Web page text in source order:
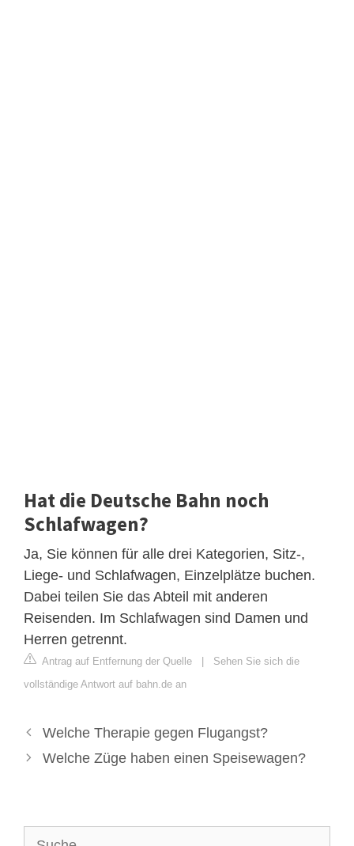
Hat die Deutsche Bahn noch
Schlafwagen?
Ja, Sie können für alle drei Kategorien, Sitz-,
Liege- und Schlafwagen, Einzelplätze buchen.
Dabei teilen Sie das Abteil mit anderen
Reisenden. Im Schlafwagen sind Damen und
Herren getrennt.
Antrag auf Entfernung der Quelle | Sehen Sie sich die
vollständige Antwort auf bahn.de an
Welche Therapie gegen Flugangst?
Welche Züge haben einen Speisewagen?